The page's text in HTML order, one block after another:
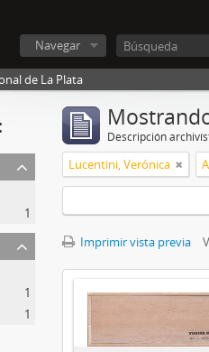
Navegar
de La Plata
1
1
1
Descripción
Lucentini, Verónica
Imprimir vista previa